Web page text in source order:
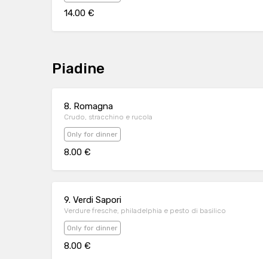
14.00 €
Piadine
8. Romagna
Crudo, stracchino e rucola
Only for dinner
8.00 €
9. Verdi Sapori
Verdure fresche, philadelphia e pesto di basilico
Only for dinner
8.00 €